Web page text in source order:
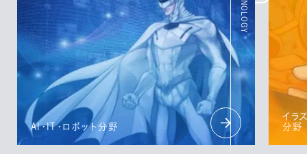
AI・IT・ロボット分野
イラ
分野